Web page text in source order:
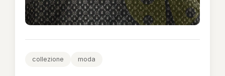
collezione moda